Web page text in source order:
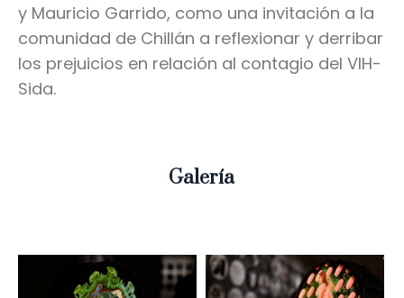
y Mauricio Garrido, como una invitación a la
comunidad de Chillán a reflexionar y derribar
los prejuicios en relación al contagio del VIH-
Sida.
Galería